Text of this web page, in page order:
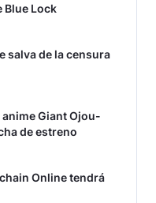
Blue Lock
salva de la censura
Giant Ojou-
de estreno
Online tendrá